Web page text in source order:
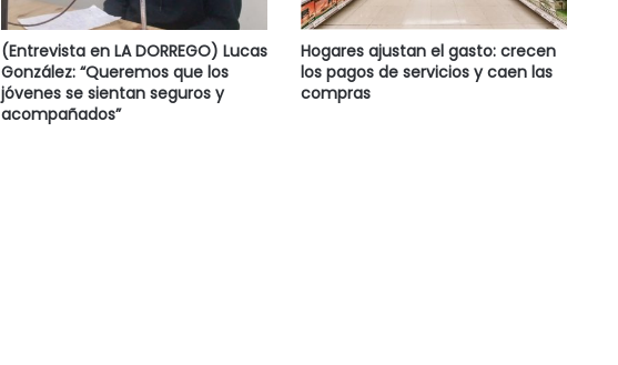
(Entrevista en LA DORREGO) Lucas
González: “Queremos que los
jóvenes se sientan seguros y
acompañados”
Hogares ajustan el gasto: crecen
los pagos de servicios y caen las
compras